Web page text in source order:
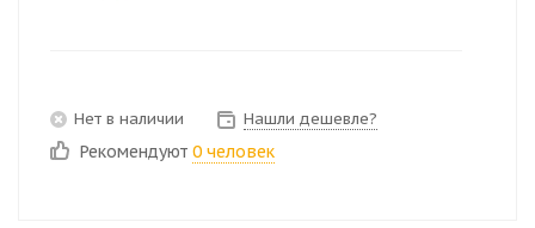
Нет в наличии Нашли дешевле?
Рекомендуют 0 человек